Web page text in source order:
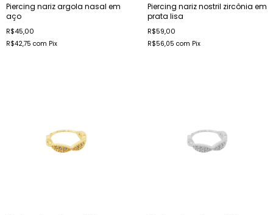
Piercing nariz argola nasal em
aço
R$45,00
R$42,75 com Pix
Piercing nariz nostril zircônia em
prata lisa
R$59,00
R$56,05 com Pix